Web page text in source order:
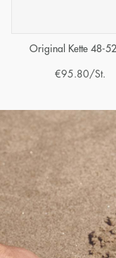
Original Kette 48-
€95.80/St.